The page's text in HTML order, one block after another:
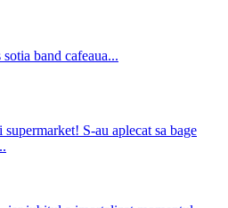
band cafeaua...
S-au aplecat sa bage